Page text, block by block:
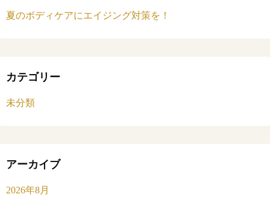
夏のボディケアにエイジング対策を！
カテゴリー
未分類
アーカイブ
2026年8月